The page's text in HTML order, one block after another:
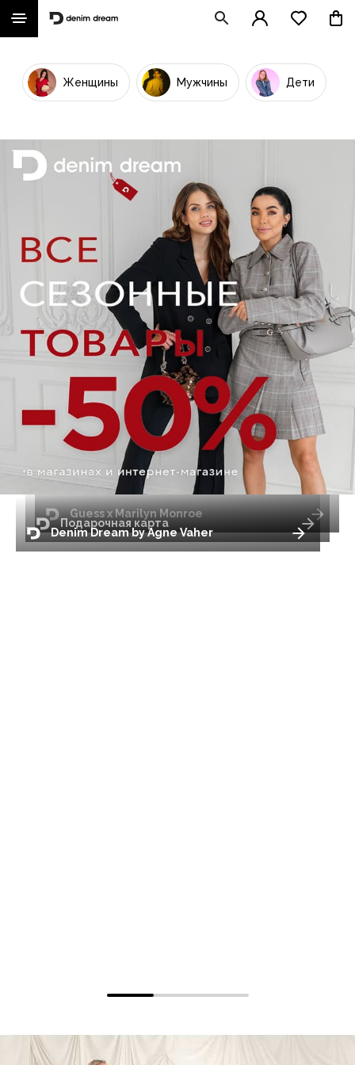
Женщины Мужчины Дети
Denim Dream by Agne Vaher
Подарочная карта
Guess x Marilyn Monroe